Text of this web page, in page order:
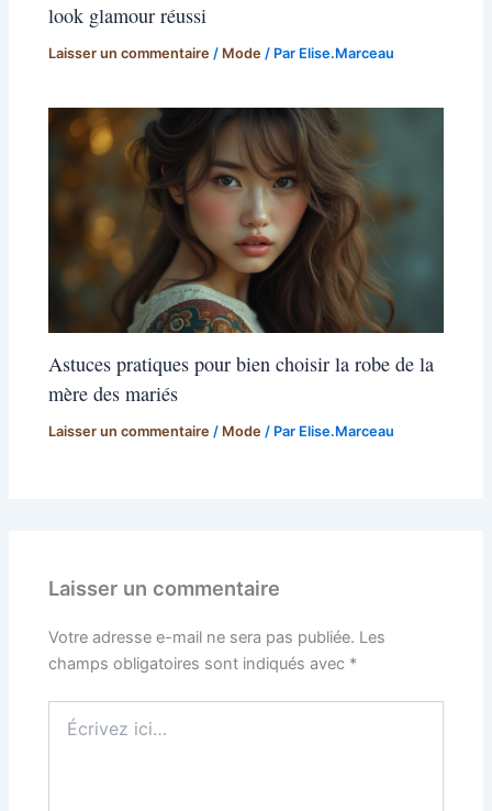
look glamour réussi
Laisser un commentaire / Mode / Par Elise.Marceau
Astuces pratiques pour bien choisir la robe de la
mère des mariés
Laisser un commentaire / Mode / Par Elise.Marceau
Laisser un commentaire
Votre adresse e-mail ne sera pas publiée. Les
champs obligatoires sont indiqués avec *
ici…